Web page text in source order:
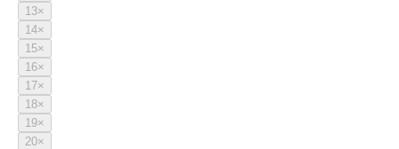
13×
14×
15×
16×
17×
18×
19×
20×